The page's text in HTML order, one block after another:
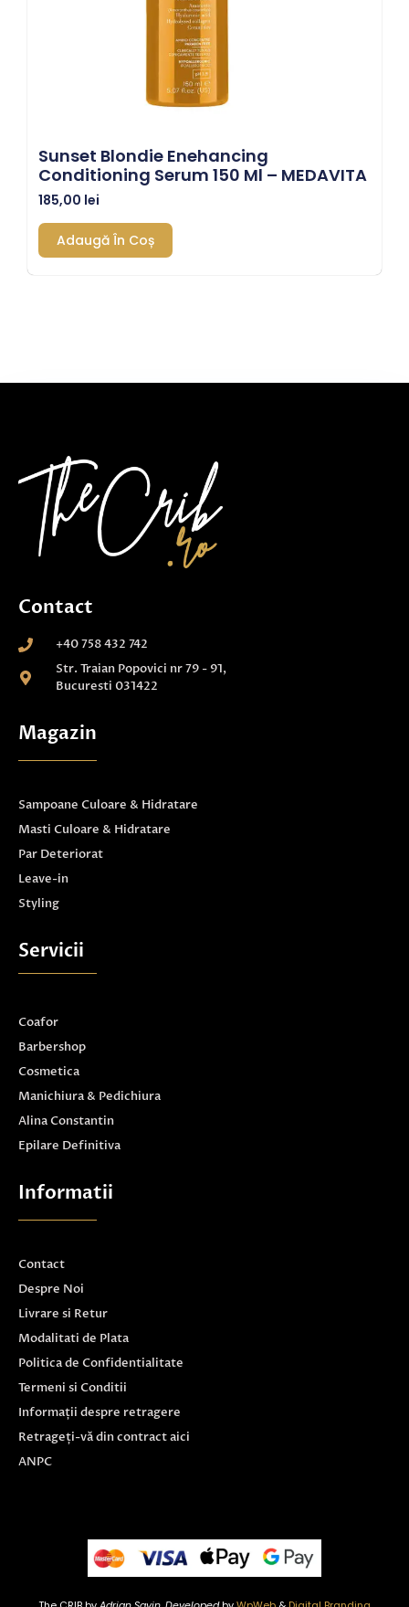
Sunset Blondie Enehancing
Conditioning Serum 150 Ml – MEDAVITA
185,00 lei
Adaugă În Coș
Contact
+40 758 432 742
Str. Traian Popovici nr 79 - 91,
Bucuresti 031422
Magazin
Sampoane Culoare & Hidratare
Masti Culoare & Hidratare
Par Deteriorat
Leave-in
Styling
Servicii
Coafor
Barbershop
Cosmetica
Manichiura & Pedichiura
Alina Constantin
Epilare Definitiva
Informatii
Contact
Despre Noi
Livrare si Retur
Modalitati de Plata
Politica de Confidentialitate
Termeni si Conditii
Informații despre retragere
Retrageți-vă din contract aici
ANPC